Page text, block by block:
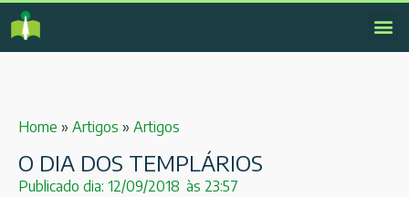
Home » Artigos » Artigos
O DIA DOS TEMPLÁRIOS
Publicado dia: 12/09/2018 às 23:57